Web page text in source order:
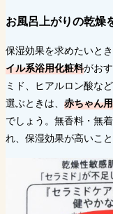
お風呂上がりの乾燥
保湿効果を求めたいと
イル系浴用化粧料がお
ミド、ヒアルロン酸な
選ぶときは、 赤ちゃん
でしょう。無香料・無
れ、保湿効果が高いこと